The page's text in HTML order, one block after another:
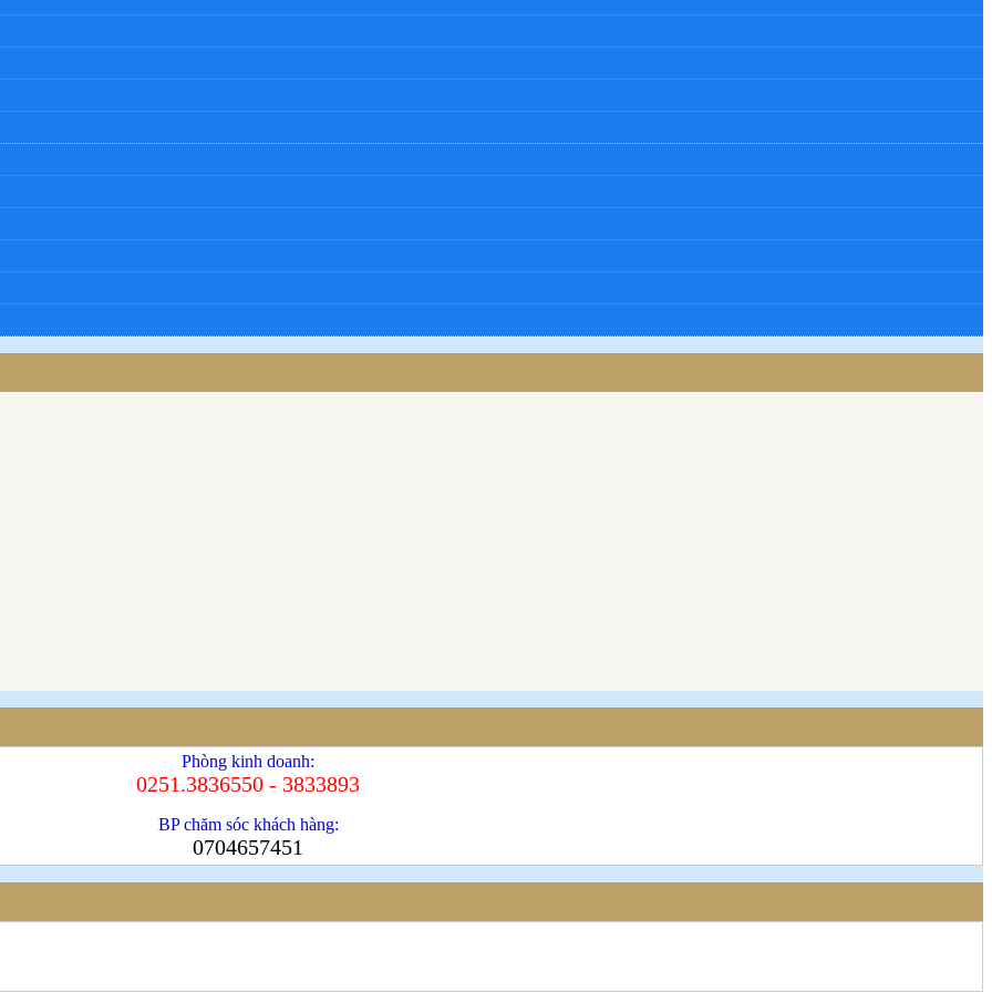
Phòng kinh doanh:
0251.3836550 - 3833893
BP chăm sóc khách hàng:
0704657451